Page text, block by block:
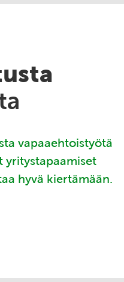
vapaaehtoistyötä
yritystapaamiset
hyvä kiertämään.